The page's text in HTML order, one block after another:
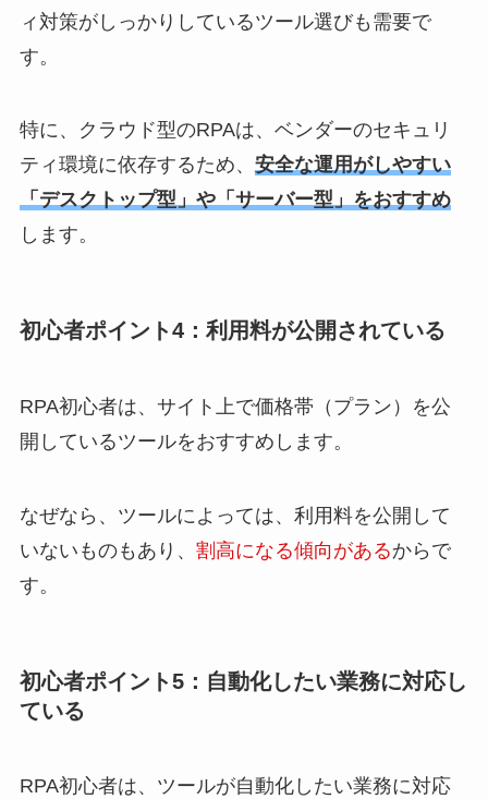
ィ対策がしっかりしているツール選びも需要で
す。
特に、クラウド型のRPAは、ベンダーのセキュリ
ティ環境に依存するため、 安全な運用がしやすい
「デスクトップ型」や「サーバー型」をおすすめ
します。
初心者ポイント4：利用料が公開されている
RPA初心者は、サイト上で価格帯（プラン）を公
開しているツールをおすすめします。
なぜなら、ツールによっては、利用料を公開して
いないものもあり、 割高になる傾向があるからで
す。
初心者ポイント5：自動化したい業務に対応し
ている
RPA初心者は、ツールが自動化したい業務に対応